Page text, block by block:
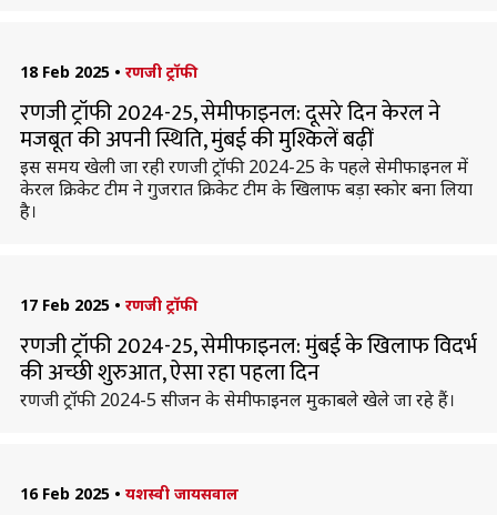
18 Feb 2025 • रणजी ट्रॉफी
रणजी ट्रॉफी 2024-25, सेमीफाइनल: दूसरे दिन केरल ने
मजबूत की अपनी स्थिति, मुंबई की मुश्किलें बढ़ीं
इस समय खेली जा रही रणजी ट्रॉफी 2024-25 के पहले सेमीफाइनल में
केरल क्रिकेट टीम ने गुजरात क्रिकेट टीम के खिलाफ बड़ा स्कोर बना लिया
है।
17 Feb 2025 • रणजी ट्रॉफी
रणजी ट्रॉफी 2024-25, सेमीफाइनल: मुंबई के खिलाफ विदर्भ
की अच्छी शुरुआत, ऐसा रहा पहला दिन
रणजी ट्रॉफी 2024-5 सीजन के सेमीफाइनल मुकाबले खेले जा रहे हैं।
16 Feb 2025 • यशस्वी जायसवाल